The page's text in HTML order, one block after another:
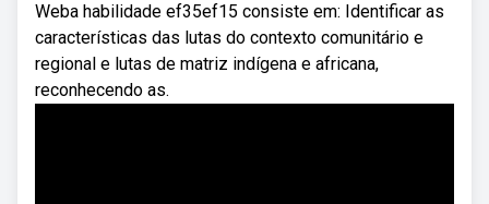
Weba habilidade ef35ef15 consiste em: Identificar as
características das lutas do contexto comunitário e
regional e lutas de matriz indígena e africana,
reconhecendo as.